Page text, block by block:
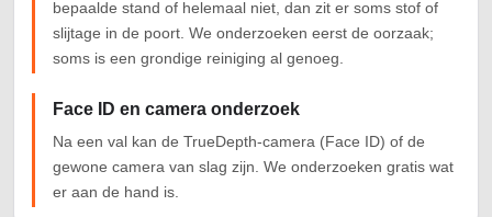
bepaalde stand of helemaal niet, dan zit er soms stof of
slijtage in de poort. We onderzoeken eerst de oorzaak;
soms is een grondige reiniging al genoeg.
Face ID en camera onderzoek
Na een val kan de TrueDepth-camera (Face ID) of de
gewone camera van slag zijn. We onderzoeken gratis wat
er aan de hand is.